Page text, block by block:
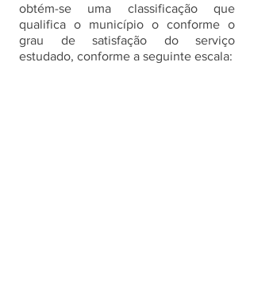
obtém-se uma classificação que
qualifica o município o conforme o
grau de satisfação do serviço